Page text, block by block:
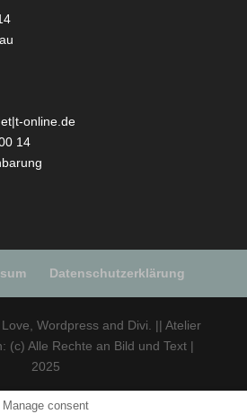
online.de
14
Datenschutzerklärung
Wordpress and Divi. || Atelier
(c) Alle Rechte an Bild und Text |
2025
Manage consent